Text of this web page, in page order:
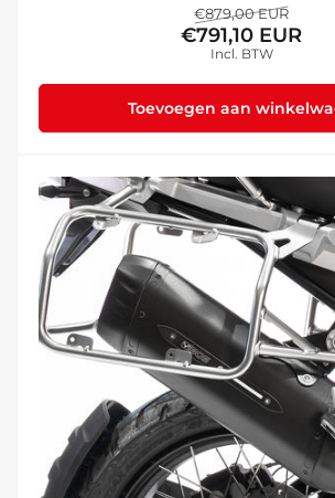
Normale
prijs
€879,00 EUR
€791,10 EUR
Incl. BTW
Toevoegen aan